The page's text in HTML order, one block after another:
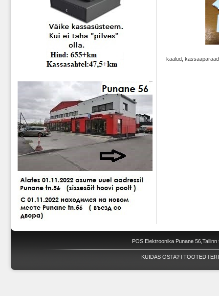
kaalud,
POS Elektroonika Punane
KUIDAS OSTA? l TOOTED l